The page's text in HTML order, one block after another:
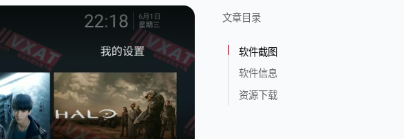
文章目录
软件截图
软件信息
资源下载